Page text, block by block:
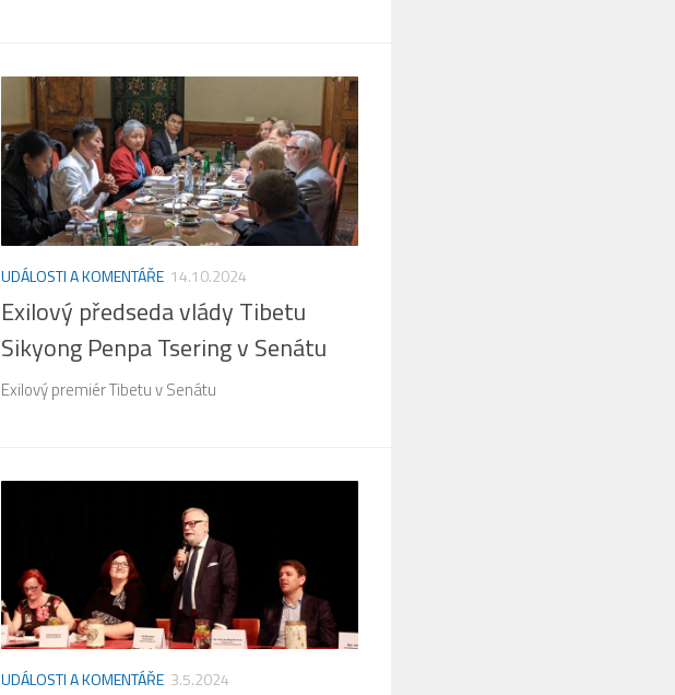
UDÁLOSTI A KOMENTÁŘE 14.10.2024
Exilový předseda vlády Tibetu
Sikyong Penpa Tsering v Senátu
Exilový premiér Tibetu v Senátu
UDÁLOSTI A KOMENTÁŘE 3.5.2024